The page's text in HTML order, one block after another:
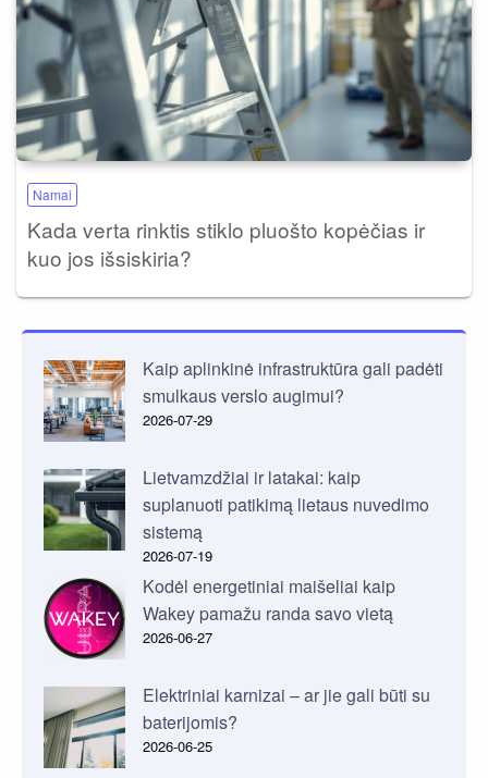
Namai
Kada verta rinktis stiklo pluošto kopėčias ir
kuo jos išsiskiria?
Kaip aplinkinė infrastruktūra gali padėti
smulkaus verslo augimui?
2026-07-29
Lietvamzdžiai ir latakai: kaip
suplanuoti patikimą lietaus nuvedimo
sistemą
2026-07-19
Kodėl energetiniai maišeliai kaip
Wakey pamažu randa savo vietą
2026-06-27
Elektriniai karnizai – ar jie gali būti su
baterijomis?
2026-06-25